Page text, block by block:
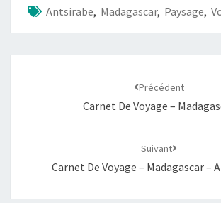
Antsirabe, Madagascar, Paysage,
Précédent
Carnet De Voyage –
Suivant
Carnet De Voyage – Madagascar –